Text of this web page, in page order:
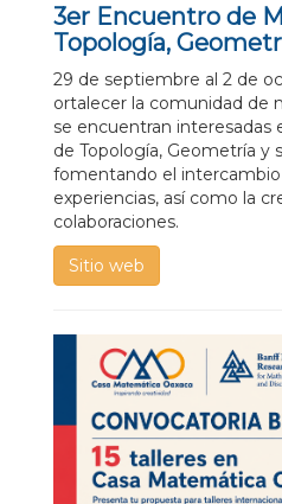
3er Encuentro de
Topología,
29 de septiembre al 2 de
ortalecer la comunidad de
se encuentran interesadas
de Topología, Geometría y
fomentando el
experiencias, así como la
colaboraciones.
Sitio web